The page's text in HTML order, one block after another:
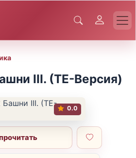
III. (TE-Версия)
0.0